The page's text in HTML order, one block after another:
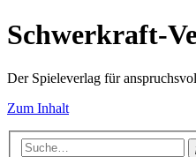
Schwerkraft-
Der Spieleverlag für
Zum Inhalt